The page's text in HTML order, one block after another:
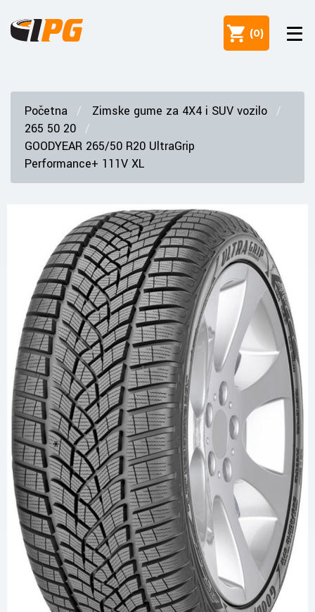
(0)
Početna
Zimske gume za 4X4 i SUV vozilo
265 50 20
GOODYEAR 265/50 R20 UltraGrip
Performance+ 111V XL